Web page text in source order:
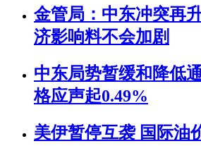
金管局：中东冲突再
济影响料不会加剧
中东局势暂缓和降低
格应声起0.49%
美伊暂停互袭 国际油